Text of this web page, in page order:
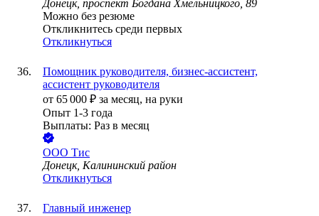
Донецк, проспект Богдана Хмельницкого, 89
Можно без резюме
Откликнитесь среди первых
Откликнуться
Помощник руководителя, бизнес-ассистент,
ассистент руководителя
от 65 000 ₽ за месяц, на руки
Опыт 1-3 года
Выплаты: Раз в месяц
ООО Тис
Донецк, Калининский район
Откликнуться
Главный инженер